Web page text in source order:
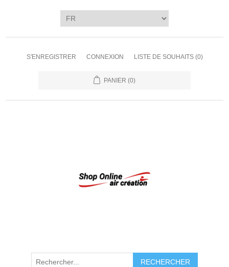
S'ENREGISTRER CONNEXION LISTE DE SOUHAITS (0)
PANIER (0)
RECHERCHER